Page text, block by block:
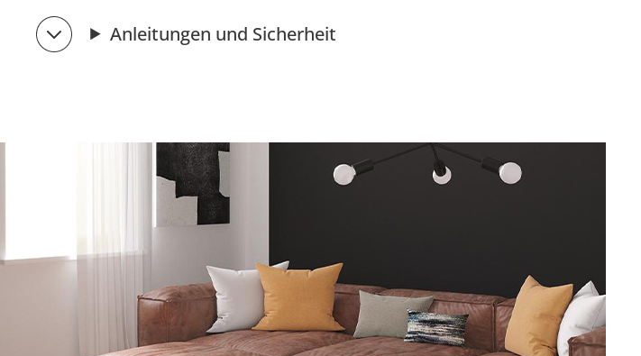
Anleitungen und Sicherheit